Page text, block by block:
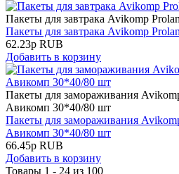
Пакеты для завтрака Avikomp
Пакеты для завтрака Avikomp
62.23р RUB
Добавить в корзину
Пакеты для замораживания
Авикомп 30*40/80 шт
Пакеты для замораживания
Авикомп 30*40/80 шт
66.45р RUB
Добавить в корзину
Товары 1 - 24 из 100